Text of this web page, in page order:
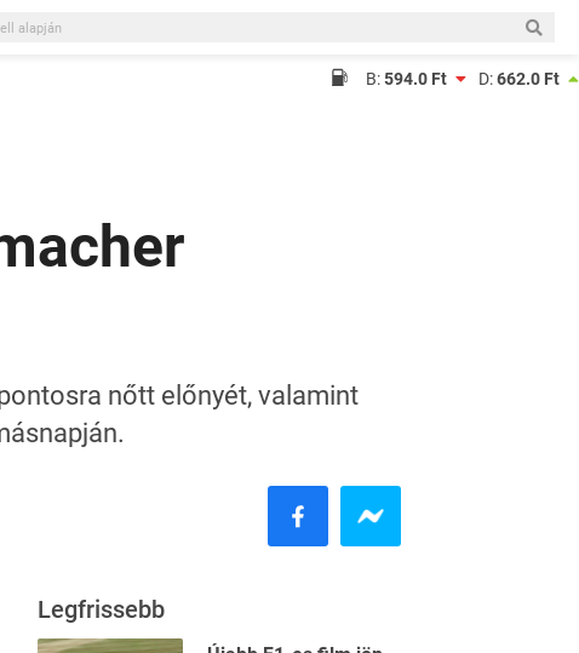
B:594.0 Ft D:662.0 Ft
nőtt előnyét, valamint
Legfrissebb